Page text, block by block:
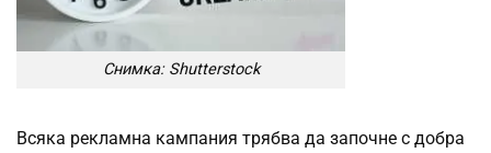
Снимка: Shutterstock
Всяка рекламна кампания трябва да започне с добра